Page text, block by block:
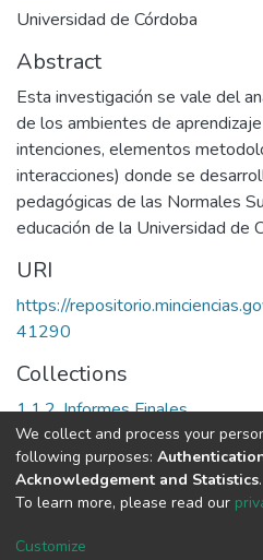
Universidad de Córdoba
Abstract
Esta investigación se vale del
de los ambientes de
intenciones, elementos
interacciones) donde se
pedagógicas de las Normales
educación de la Universidad de
URI
https://
41290
Collections
1.1.2. Informes Finales
Full item page
DSpace software
Cookie
We collect and process your
following purposes:
Acknowledgement and Statistics.
To learn more, please read our
Customize